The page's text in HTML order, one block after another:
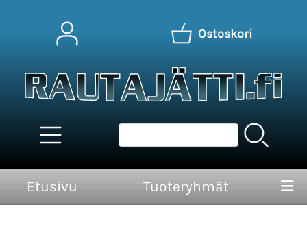
Ostoskori
Etusivu Tuoteryhmät